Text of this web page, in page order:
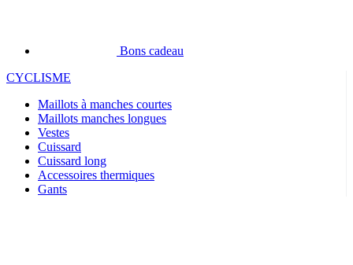
Maillots manches longues
Cuissard
Accessoires thermiques
Gants